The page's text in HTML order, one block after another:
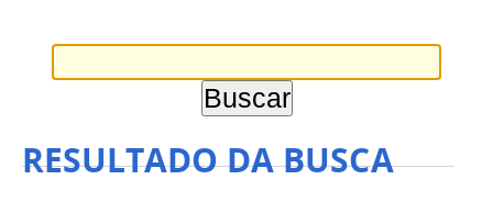
RESULTADO DA BUSCA